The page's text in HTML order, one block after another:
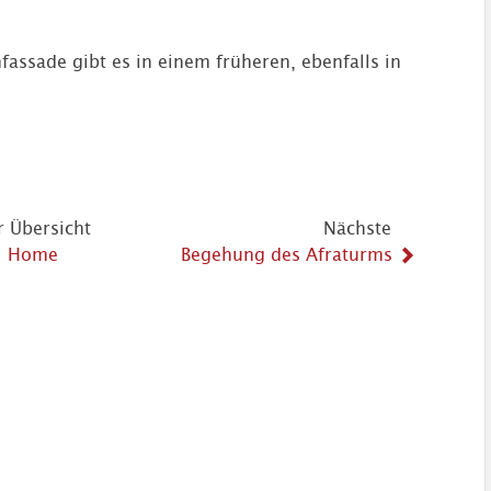
gibt es in einem früheren, ebenfalls in
Übersicht
Home
Nächste
Begehung des Afraturms